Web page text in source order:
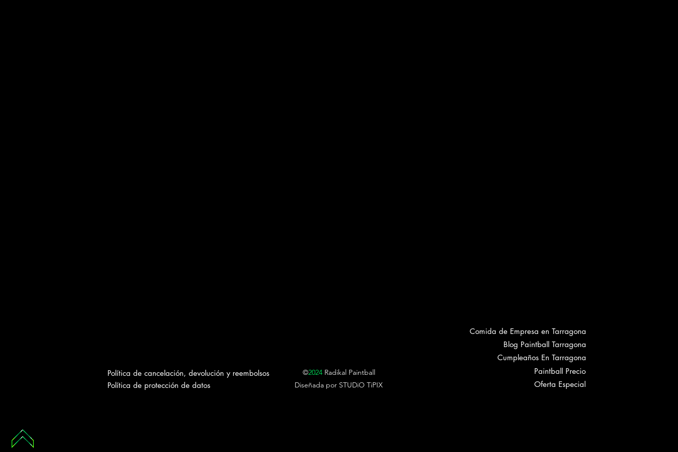
Comida de Empresa en Tarragona
Blog Paintball Tarragona
Cumpleaños En Tarragona
Política de protección de datos
©2024Radikal Paintball
Diseñada por STUDiO TiPIX
Política de cancelación, devolución y reembolsos
Paintball Precio
Oferta Especial